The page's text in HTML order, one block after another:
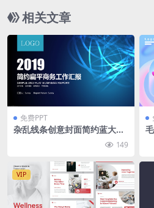
相关文章
免费PPT
杂乱线条创意封面简约蓝大气
扁平商务工作汇报ppt模板 149
VIP